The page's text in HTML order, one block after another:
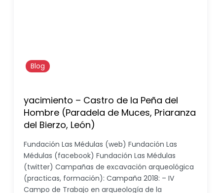
Blog
yacimiento – Castro de la Peña del
Hombre (Paradela de Muces, Priaranza
del Bierzo, León)
Fundación Las Médulas (web) Fundación Las
Médulas (facebook) Fundación Las Médulas
(twitter) Campañas de excavación arqueológica
(practicas, formación): Campaña 2018: – IV
Campo de Trabajo en arqueología de la